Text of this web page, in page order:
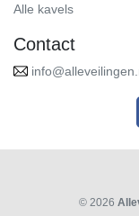
Alle kavels
Contact
© 2026